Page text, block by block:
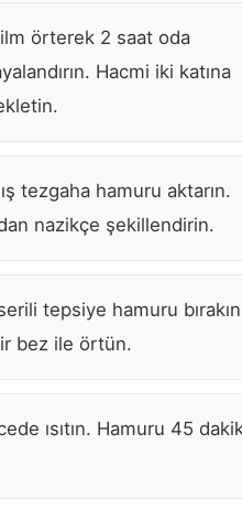
örterek 2 saat oda
Hacmi iki katına
tezgaha hamuru aktarın.
nazikçe şekillendirin.
tepsiye hamuru
bez ile örtün.
ısıtın. Hamuru 45